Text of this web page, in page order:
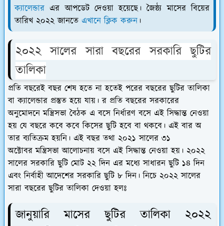
ক্যালেন্ডার এর আপডেট দেওয়া হয়েছে। জৈষ্ঠ্য মাসের বিয়ের
তারিখ ২০২২ জানতে এখানে ক্লিক করুন ।
২০২২ সালের সারা বছরের সরকারি ছুটির
তালিকা
প্রতি বছরেই বছর শেষ হতে না হতেই পরের বছরের ছুটির তালিকা
বা ক্যালেন্ডার প্রস্তুত হয়ে যায়। র প্রতি বছরের সরকারের
অনুমোদনেমন্ত্রিসভা বৈঠক এ বসে নির্ধারণ বসে এই সিদ্ধান্ত নেওয়া
হয় যে বছরে কবে কবে কিসের ছুটি হবে বা থকবে। এই বার অ
তার ব্যতিক্রম হয়নি। এই বছর তথা ২০২১ সালের ৩১
অক্টোবরমন্ত্রিসভা আলোচনায় বসে এই সিদ্ধান্ত নেওয়া হয়। ২০২২
সালের সরকারি ছুটি মোট ২২ দিন এর মধ্যে সাধারন ছুটি ১৪ দিন
এবং নির্বাহী আদেশের সরকারি ছুটি ৮ দিন। নিচে ২০২২ সালের
সারা বছরের ছুটির তালিকা দেওয়া হলঃ
জানুয়ারি মাসের ছুটির তালিকা ২০২২